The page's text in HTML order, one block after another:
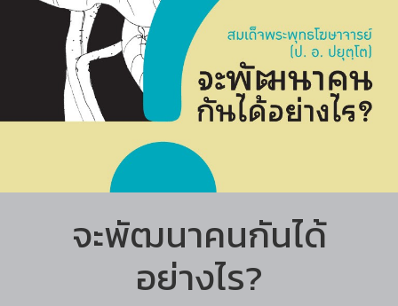
จะพัฒนาคนกันได้
อย่างไร?